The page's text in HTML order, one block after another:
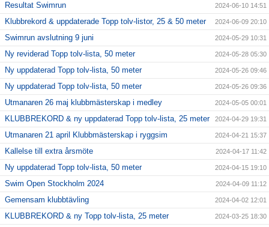
Resultat Swimrun 2024-06-10 14:51
Klubbrekord & uppdaterade Topp tolv-listor, 25 & 50 meter 2024-06-09 20:10
Swimrun avslutning 9 juni 2024-05-29 10:31
Ny reviderad Topp tolv-lista, 50 meter 2024-05-28 05:30
Ny uppdaterad Topp tolv-lista, 50 meter 2024-05-26 09:46
Ny uppdaterad Topp tolv-lista, 50 meter 2024-05-26 09:36
Utmanaren 26 maj klubbmästerskap i medley 2024-05-05 00:01
KLUBBREKORD & ny uppdaterad Topp tolv-lista, 25 meter 2024-04-29 19:31
Utmanaren 21 april Klubbmästerskap i ryggsim 2024-04-21 15:37
Kallelse till extra årsmöte 2024-04-17 11:42
Ny uppdaterad Topp tolv-lista, 50 meter 2024-04-15 19:10
Swim Open Stockholm 2024 2024-04-09 11:12
Gemensam klubbtävling 2024-04-02 12:01
KLUBBREKORD & ny Topp tolv-lista, 25 meter 2024-03-25 18:30